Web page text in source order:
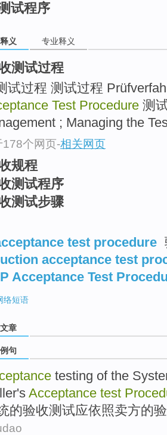
试程序
义 专业释义
测试过程
试过程 测试过程
Test Procedure 测
; Managing the
178个网页-相关网页
规程
测试程序
测试步骤
test procedure
acceptance test
Acceptance Test
络短语
章
句
testing of the
Acceptance test
的验收测试应依照卖方的